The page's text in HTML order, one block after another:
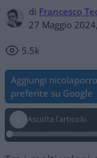
di Francesco
27 Maggio
5.5k
Aggiungi
preferite su Google
Ascolta l'articolo